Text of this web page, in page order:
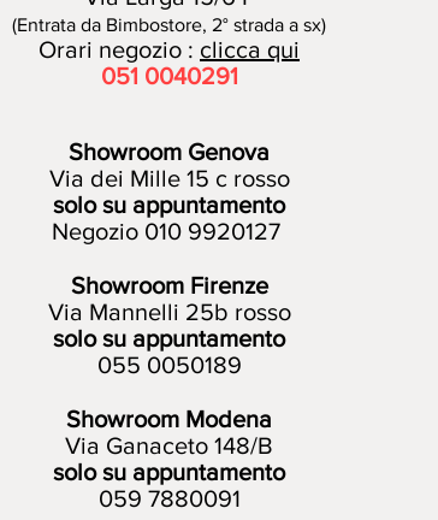
(Entrata da Bimbostore, 2° strada a sx)
Orari negozio : clicca qui
051 0040291
Showroom Genova
Via dei Mille 15 c rosso
solo su appuntamento
Negozio 010 9920127
Showroom Firenze
Via Mannelli 25b rosso
solo su appuntamento
055 0050189
Showroom Modena
Via Ganaceto 148/B
solo su appuntamento
059 7880091